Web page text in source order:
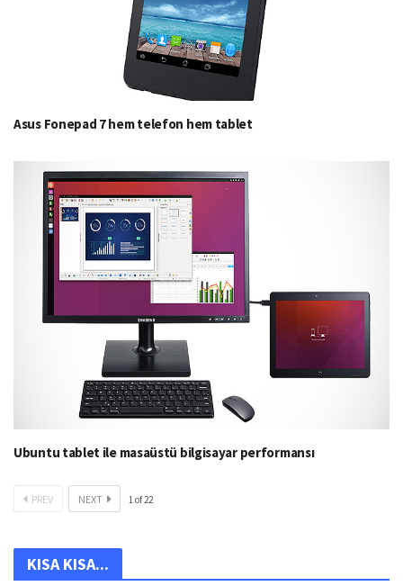
Asus Fonepad 7 hem telefon hem tablet
Ubuntu tablet ile masaüstü bilgisayar performansı
PREV NEXT 1of22
KISA KISA...